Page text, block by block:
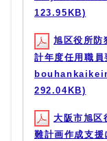
123.95KB)
旭区役所防
計年度任用職員
292.04KB)
大阪市旭区
難計画作成支援